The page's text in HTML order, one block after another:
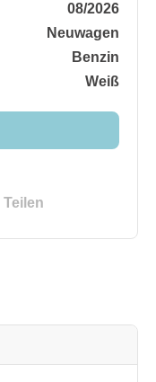
08/2026
Neuwagen
Benzin
Weiß
Teilen